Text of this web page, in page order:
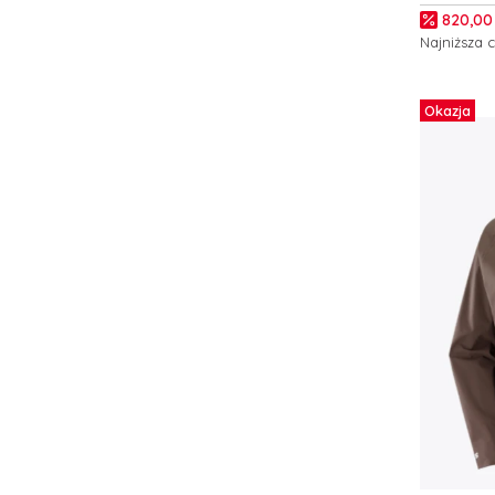
C26742
Cena
820,00
Najniższa
Okazja